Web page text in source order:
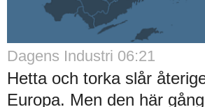
Dagens Industri 06:21
Hetta och torka slår
Europa. Men den här